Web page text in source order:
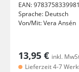
EAN:9783758339981
Sprache: Deutsch
Von/Mit:Vera Ansén
13,95 € inkl.
Lieferzeit 4-7